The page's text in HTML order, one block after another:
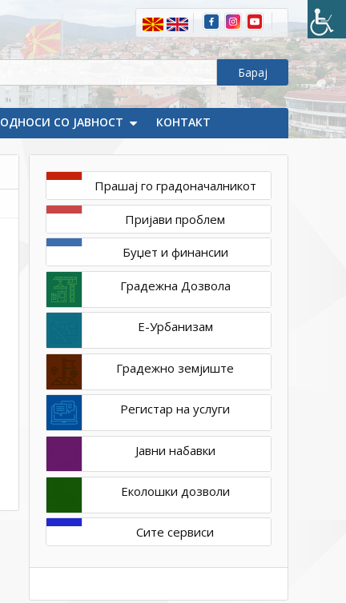
ОДНОСИ СО ЈАВНОСТ КОНТАКТ
DSC_0047_resize
Прашај го градоначалникот
Пријави проблем
Буџет и финансии
Градежна Дозвола
Е-Урбанизам
Градежно земјиште
Регистар на услуги
Јавни набавки
Еколошки дозволи
Сите сервиси